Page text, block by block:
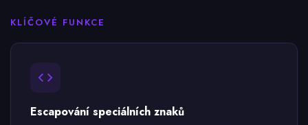
KLÍČOVÉ FUNKCE
Escapování speciálních znaků